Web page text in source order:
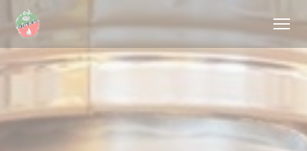
Personalizzazione delle tue scelte sui cookie